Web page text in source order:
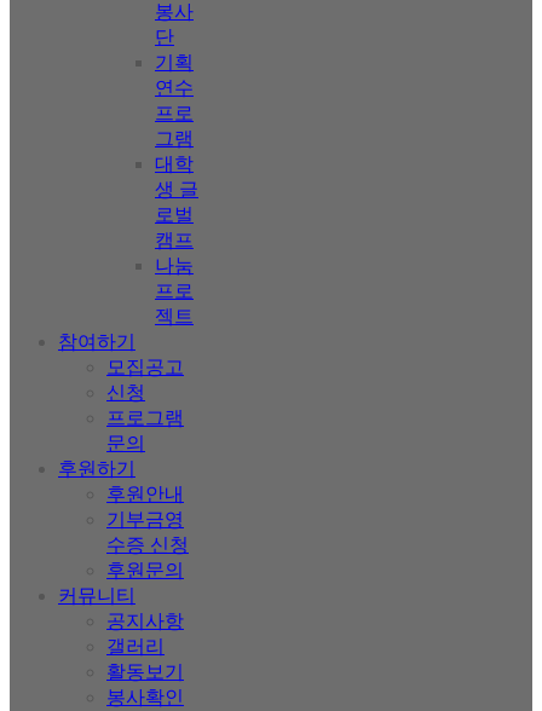
봉사
단
기획
연수
프로
그램
대학
생 글
로벌
캠프
나눔
프로
젝트
참여하기
모집공고
신청
프로그램
문의
후원하기
후원안내
기부금영
수증 신청
후원문의
커뮤니티
공지사항
갤러리
활동보기
봉사확인